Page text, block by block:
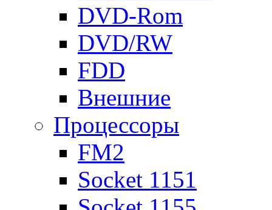
DVD-Rom
DVD/RW
FDD
Внешние
Процессоры
FM2
Socket 1151